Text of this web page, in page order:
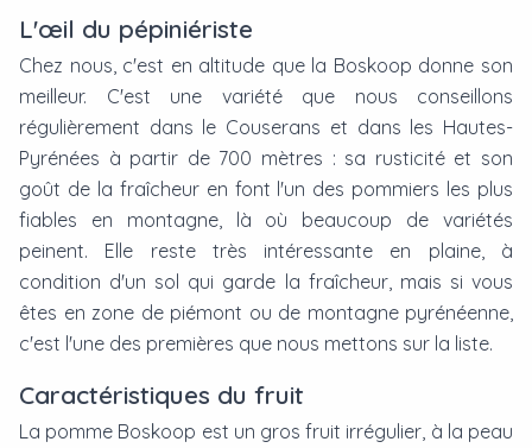
L'œil du pépiniériste
Chez nous, c'est en altitude que la Boskoop donne son
meilleur. C'est une variété que nous conseillons
régulièrement dans le Couserans et dans les Hautes-
Pyrénées à partir de 700 mètres : sa rusticité et son
goût de la fraîcheur en font l'un des pommiers les plus
fiables en montagne, là où beaucoup de variétés
peinent. Elle reste très intéressante en plaine, à
condition d'un sol qui garde la fraîcheur, mais si vous
êtes en zone de piémont ou de montagne pyrénéenne,
c'est l'une des premières que nous mettons sur la liste.
Caractéristiques du fruit
La pomme Boskoop est un gros fruit irrégulier, à la peau